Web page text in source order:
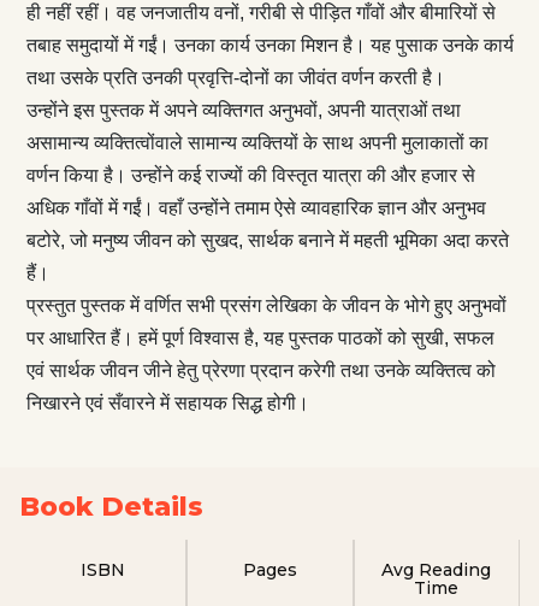
ही नहीं रहीं। वह जनजातीय वनों, गरीबी से पीड़ित गाँवों और बीमारियों से
तबाह समुदायों में गईं। उनका कार्य उनका मिशन है। यह पुसाक उनके कार्य
तथा उसके प्रति उनकी प्रवृत्ति-दोनों का जीवंत वर्णन करती है।
उन्होंने इस पुस्तक में अपने व्यक्तिगत अनुभवों, अपनी यात्राओं तथा
असामान्य व्यक्तित्वोंवाले सामान्य व्यक्तियों के साथ अपनी मुलाकातों का
वर्णन किया है। उन्होंने कई राज्यों की विस्तृत यात्रा की और हजार से
अधिक गाँवों में गईं। वहाँ उन्होंने तमाम ऐसे व्यावहारिक ज्ञान और अनुभव
बटोरे, जो मनुष्य जीवन को सुखद, सार्थक बनाने में महती भूमिका अदा करते
हैं।
प्रस्तुत पुस्तक में वर्णित सभी प्रसंग लेखिका के जीवन के भोगे हुए अनुभवों
पर आधारित हैं। हमें पूर्ण विश्वास है, यह पुस्तक पाठकों को सुखी, सफल
एवं सार्थक जीवन जीने हेतु प्रेरणा प्रदान करेगी तथा उनके व्यक्तित्व को
निखारने एवं सँवारने में सहायक सिद्ध होगी।
Book Details
ISBN Pages
Avg Reading
Time